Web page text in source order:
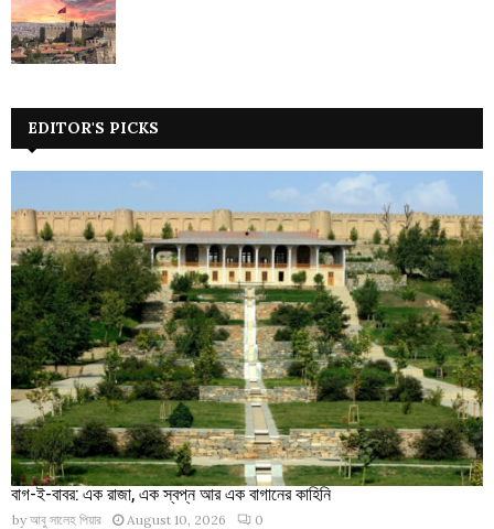
EDITOR'S PICKS
বাগ-ই-বাবর: এক রাজা, এক স্বপ্ন আর এক বাগানের কাহিনি
by আবু সালেহ পিয়ার August 10, 2026 0